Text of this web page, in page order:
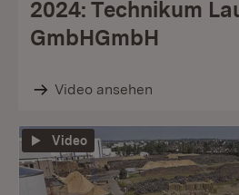
2024: Technikum
GmbHGmbH
Video ansehen
Video